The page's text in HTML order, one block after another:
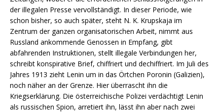
der illegalen Presse vervollständigt. In dieser Periode, wie
schon bisher, so auch später, steht N. K. Krupskaja im
Zentrum der ganzen organisatorischen Arbeit, nimmt aus
Russland ankommende Genossen in Empfang, gibt
abfahrenden Instruktionen, stellt illegale Verbindungen her,
schreibt konspirative Brief, chiffriert und dechiffriert. Im Juli des
Jahres 1913 zieht Lenin um in das Örtchen Poronin (Galizien),
noch näher an der Grenze. Hier überrascht ihn die
Kriegserklärung. Die österreichische Polizei verdächtigt Lenin
als russischen Spion, arretiert ihn, lässt ihn aber nach zwei